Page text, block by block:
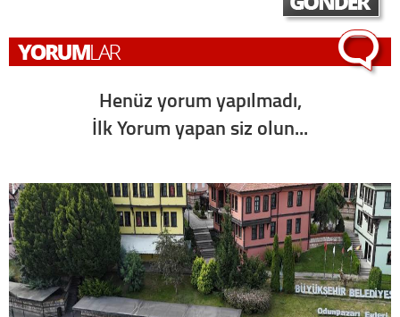
Henüz yorum yapılmadı,
İlk Yorum yapan siz olun...